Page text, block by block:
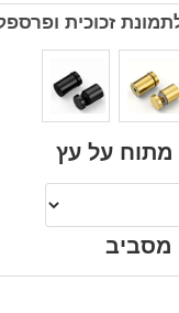
זכוכית
על עץ
מסביב